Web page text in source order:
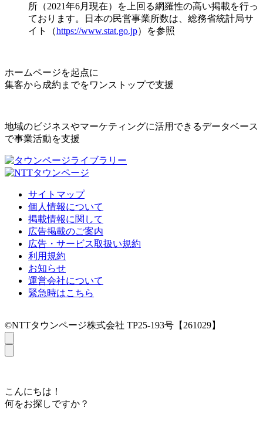
所（2021年6月現在）を上回る網羅性の高い掲載を行っ
ております。日本の民営事業所数は、総務省統計局サ
イト（https://www.stat.go.jp）を参照
ホームページを起点に
集客から成約までをワンストップで支援
地域のビジネスやマーケティングに活用できるデータベース
で事業活動を支援
サイトマップ
個人情報について
掲載情報に関して
広告掲載のご案内
広告・サービス取扱い規約
利用規約
お知らせ
運営会社について
緊急時はこちら
©NTTタウンページ株式会社 TP25-193号【261029】
こんにちは！
何をお探しですか？